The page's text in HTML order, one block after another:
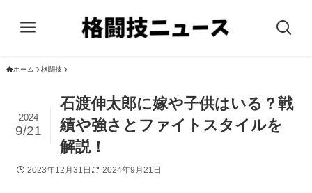
ホーム 格闘技
石渡伸太郎に嫁や子供はいる？戦
績や強さとファイトスタイルを
解説！
2024
9/21
2023年12月31日 2024年9月21日